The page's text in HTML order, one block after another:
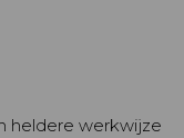
heldere werkwijze